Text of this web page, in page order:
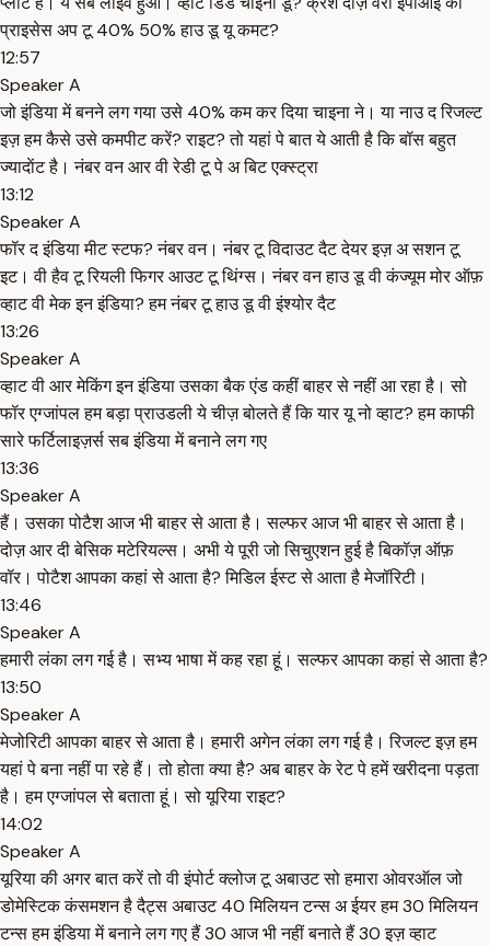
प्राइसेस अप टू 40% 50% हाउ डू यू कमट?
12:57
Speaker A
जो इंडिया में बनने लग गया उसे 40% कम कर दिया चाइना ने। या नाउ द रिजल्ट
इज़ हम कैसे उसे कमपीट करें? राइट? तो यहां पे बात ये आती है कि बॉस बहुत
ज्यादाेंट है। नंबर वन आर वी रेडी टू पे अ बिट एक्स्ट्रा
13:12
Speaker A
फॉर द इंडिया मीट स्टफ? नंबर वन। नंबर टू विदाउट दैट देयर इज़ अ सशन टू
इट। वी हैव टू रियली फिगर आउट टू थिंग्स। नंबर वन हाउ डू वी कंज्यूम मोर ऑफ़
व्हाट वी मेक इन इंडिया? हम नंबर टू हाउ डू वी इंश्योर दैट
13:26
Speaker A
व्हाट वी आर मेकिंग इन इंडिया उसका बैक एंड कहीं बाहर से नहीं आ रहा है। सो
फॉर एग्जांपल हम बड़ा प्राउडली ये चीज़ बोलते हैं कि यार यू नो व्हाट? हम काफी
सारे फर्टिलाइज़र्स सब इंडिया में बनाने लग गए
13:36
Speaker A
हैं। उसका पोटैश आज भी बाहर से आता है। सल्फर आज भी बाहर से आता है।
दोज़ आर दी बेसिक मटेरियल्स। अभी ये पूरी जो सिचुएशन हुई है बिकॉज़ ऑफ़
वॉर। पोटैश आपका कहां से आता है? मिडिल ईस्ट से आता है मेजॉरिटी।
13:46
Speaker A
हमारी लंका लग गई है। सभ्य भाषा में कह रहा हूं। सल्फर आपका कहां से आता है?
13:50
Speaker A
मेजोरिटी आपका बाहर से आता है। हमारी अगेन लंका लग गई है। रिजल्ट इज़ हम
यहां पे बना नहीं पा रहे हैं। तो होता क्या है? अब बाहर के रेट पे हमें खरीदना पड़ता
है। हम एग्जांपल से बताता हूं। सो यूरिया राइट?
14:02
Speaker A
यूरिया की अगर बात करें तो वी इंपोर्ट क्लोज टू अबाउट सो हमारा ओवरऑल जो
डोमेस्टिक कंसमशन है दैट्स अबाउट 40 मिलियन टन्स अ ईयर हम 30 मिलियन
टन्स हम इंडिया में बनाने लग गए हैं 30 आज भी नहीं बनाते हैं 30 इज़ व्हाट